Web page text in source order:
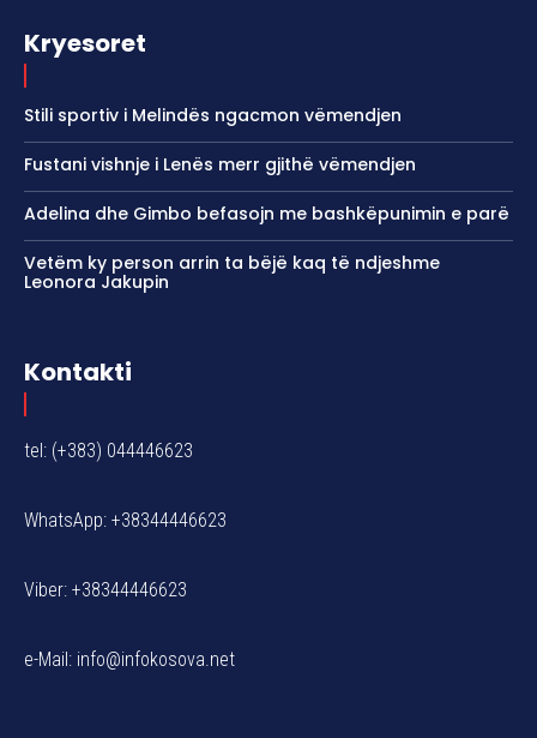
Kryesoret
Stili sportiv i Melindës ngacmon vëmendjen
Fustani vishnje i Lenës merr gjithë vëmendjen
Adelina dhe Gimbo befasojn me bashkëpunimin e parë
Vetëm ky person arrin ta bëjë kaq të ndjeshme
Leonora Jakupin
Kontakti
tel: (+383) 044446623
WhatsApp: +38344446623
Viber: +38344446623
e-Mail: info@infokosova.net